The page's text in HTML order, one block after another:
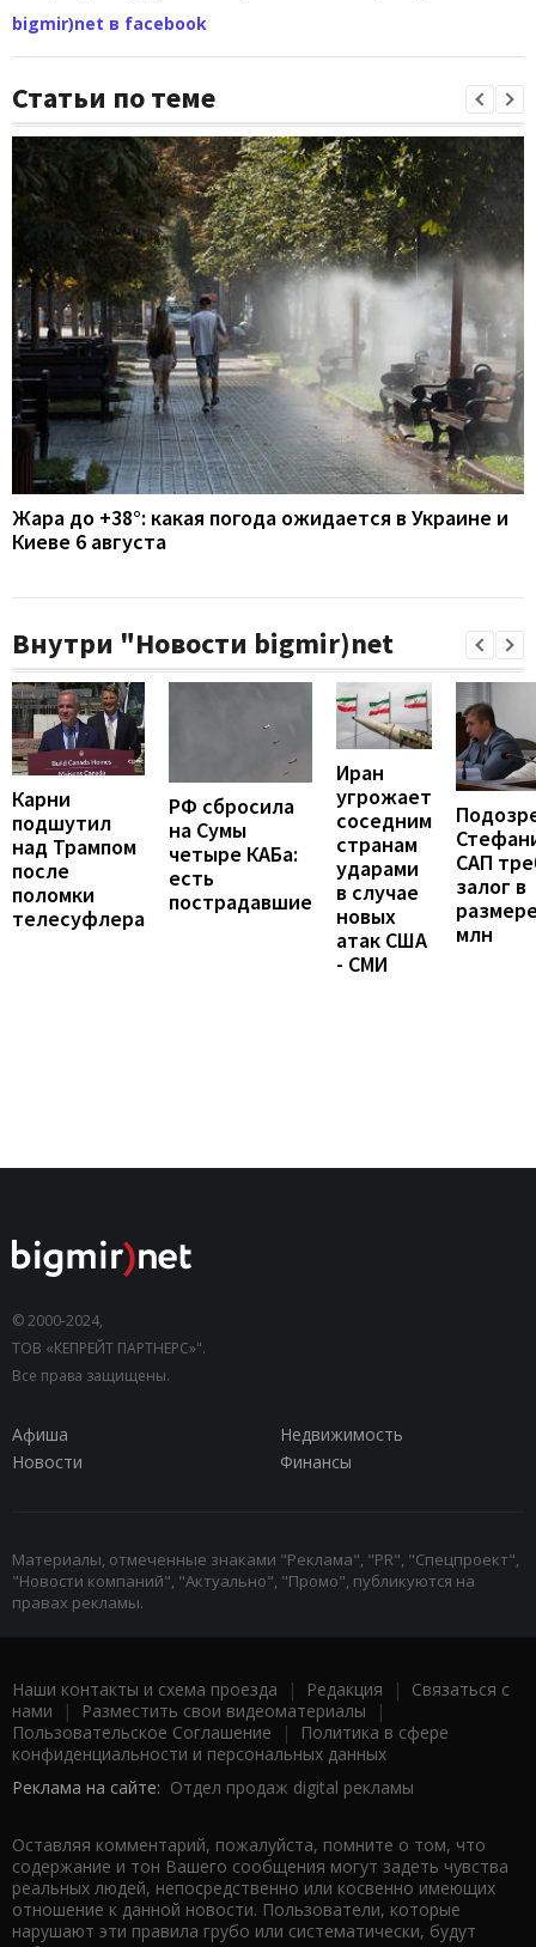
bigmir)net в facebook
Статьи по теме
Жара до +38°: какая погода ожидается в Украине и
Киеве 6 августа
Внутри "Новости bigmir)net
Карни
подшутил
над Трампом
после
поломки
телесуфлера
РФ сбросила
на Сумы
четыре КАБа:
есть
пострадавшие
Иран
угрожает
соседним
странам
ударами
в случае
новых
атак США
- СМИ
САП
залог в
млн
© 2000-2024,
ТОВ «КЕПРЕЙТ ПАРТНЕРС»".
Все права защищены.
Афиша
Недвижимость
Новости
Финансы
Материалы, отмеченные знаками "Реклама", "PR", "Спецпроект",
"Новости компаний", "Актуально", "Промо", публикуются на
правах рекламы.
Наши контакты и схема проезда | Редакция | Связаться с
нами | Разместить свои видеоматериалы |
Пользовательское Соглашение |
Политика в сфере
конфиденциальности и персональных данных
Реклама на сайте: Отдел продаж digital рекламы
Оставляя комментарий, пожалуйста, помните о том, что
содержание и тон Вашего сообщения могут задеть чувства
реальных людей, непосредственно или косвенно имеющих
отношение к данной новости. Пользователи, которые
нарушают эти правила грубо или систематически, будут